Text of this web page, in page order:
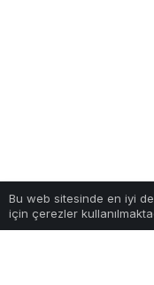
Bu web sitesinde en iyi
için çerezler
Anasayfa